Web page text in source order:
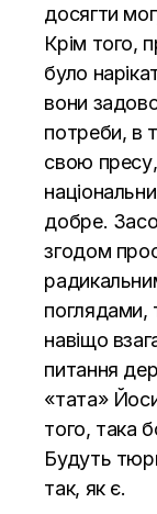
досягти
Крім того,
було
вони
потреби, в
свою пресу,
добре.
згодом
поглядами,
навіщо
питання
«тата»
того, така
Будуть
так, як є.